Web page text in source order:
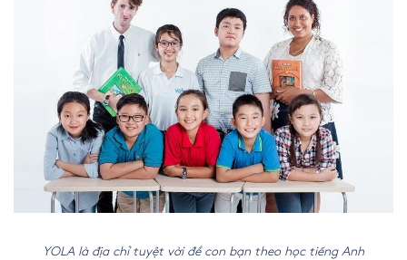
YOLA là địa chỉ tuyệt vời để con bạn theo học tiếng Anh